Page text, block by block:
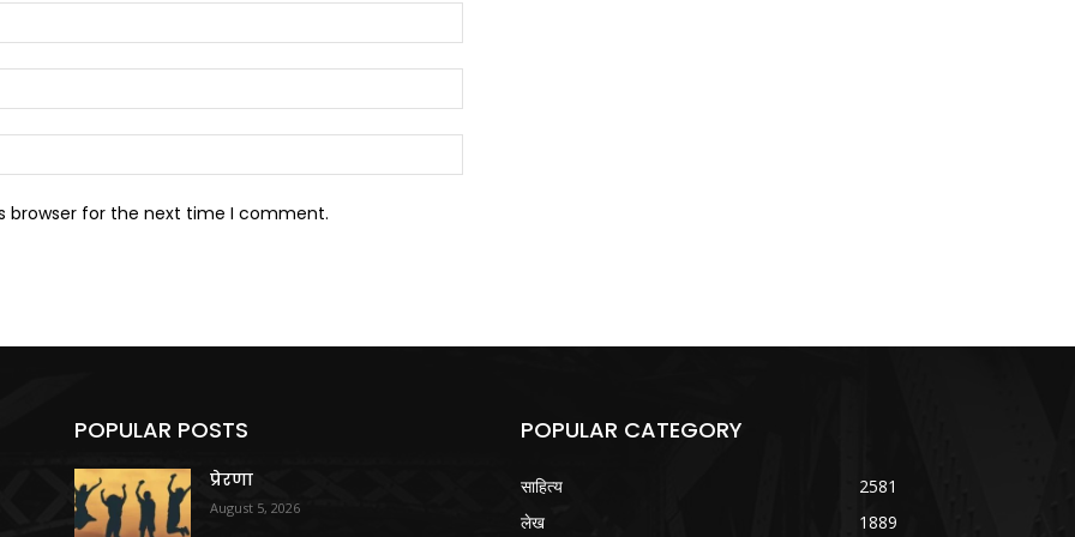
browser for the next time I comment.
POPULAR POSTS
प्रेरणा
August 5, 2026
POPULAR CATEGORY
साहित्य
2581
लेख
1889